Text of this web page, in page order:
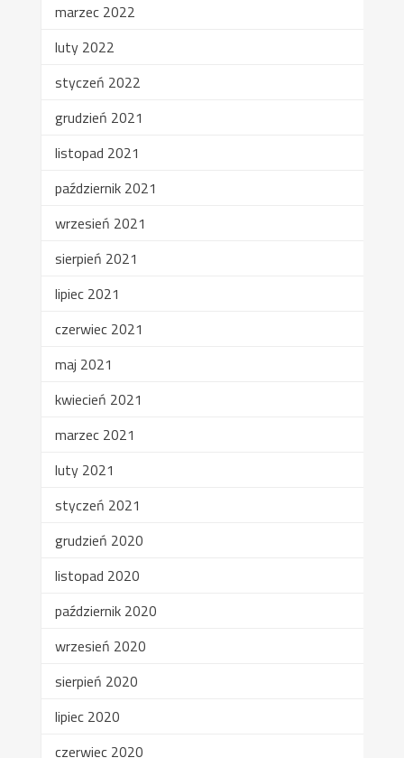
marzec 2022
luty 2022
styczeń 2022
grudzień 2021
listopad 2021
październik 2021
wrzesień 2021
sierpień 2021
lipiec 2021
czerwiec 2021
maj 2021
kwiecień 2021
marzec 2021
luty 2021
styczeń 2021
grudzień 2020
listopad 2020
październik 2020
wrzesień 2020
sierpień 2020
lipiec 2020
czerwiec 2020